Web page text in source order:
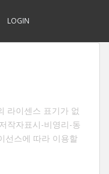
LOGIN
라이센스 표기가 없
작자표시-비영리-동
선스에 따라 이용할